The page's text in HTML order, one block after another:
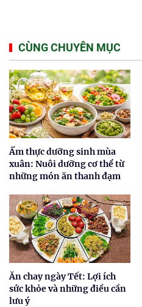
CÙNG CHUYÊN MỤC
Ẩm thực dưỡng sinh mùa
xuân: Nuôi dưỡng cơ thể từ
những món ăn thanh đạm
Ăn chay ngày Tết: Lợi ích
sức khỏe và những điều cần
lưu ý